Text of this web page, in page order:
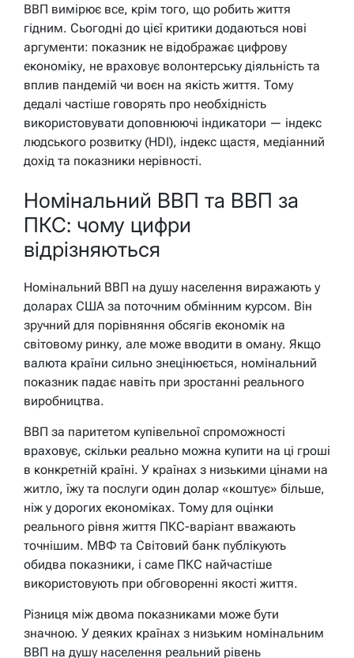
ВВП вимірює все, крім того, що робить життя
гідним. Сьогодні до цієї критики додаються нові
аргументи: показник не відображає цифрову
економіку, не враховує волонтерську діяльність та
вплив пандемій чи воєн на якість життя. Тому
дедалі частіше говорять про необхідність
використовувати доповнюючі індикатори — індекс
людського розвитку (HDI), індекс щастя, медіанний
дохід та показники нерівності.
Номінальний ВВП та ВВП за
ПКС: чому цифри
відрізняються
Номінальний ВВП на душу населення виражають у
доларах США за поточним обмінним курсом. Він
зручний для порівняння обсягів економік на
світовому ринку, але може вводити в оману. Якщо
валюта країни сильно знецінюється, номінальний
показник падає навіть при зростанні реального
виробництва.
ВВП за паритетом купівельної спроможності
враховує, скільки реально можна купити на ці гроші
в конкретній країні. У країнах з низькими цінами на
житло, їжу та послуги один долар «коштує» більше,
ніж у дорогих економіках. Тому для оцінки
реального рівня життя ПКС-варіант вважають
точнішим. МВФ та Світовий банк публікують
обидва показники, і саме ПКС найчастіше
використовують при обговоренні якості життя.
Різниця між двома показниками може бути
значною. У деяких країнах з низьким номінальним
ВВП на душу населення реальний рівень